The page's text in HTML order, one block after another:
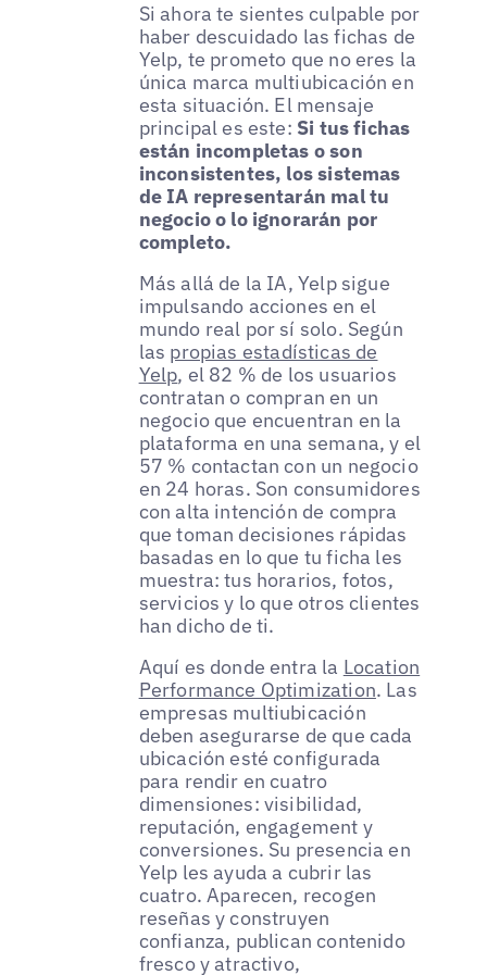
Si ahora te sientes culpable por
haber descuidado las fichas de
Yelp, te prometo que no eres la
única marca multiubicación en
esta situación. El mensaje
principal es este: Si tus fichas
están incompletas o son
inconsistentes, los sistemas
de IA representarán mal tu
negocio o lo ignorarán por
completo.
Más allá de la IA, Yelp sigue
impulsando acciones en el
mundo real por sí solo. Según
las propias estadísticas de
Yelp, el 82 % de los usuarios
contratan o compran en un
negocio que encuentran en la
plataforma en una semana, y el
57 % contactan con un negocio
en 24 horas. Son consumidores
con alta intención de compra
que toman decisiones rápidas
basadas en lo que tu ficha les
muestra: tus horarios, fotos,
servicios y lo que otros clientes
han dicho de ti.
Aquí es donde entra la Location
Performance Optimization. Las
empresas multiubicación
deben asegurarse de que cada
ubicación esté configurada
para rendir en cuatro
dimensiones: visibilidad,
reputación, engagement y
conversiones. Su presencia en
Yelp les ayuda a cubrir las
cuatro. Aparecen, recogen
reseñas y construyen
confianza, publican contenido
fresco y atractivo,